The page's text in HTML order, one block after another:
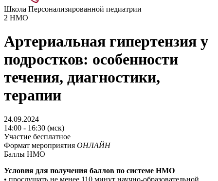
Школа Персонализированной педиатрии
2 НМО
Артериальная гипертензия у
подростков: особенности
течения, диагностики,
терапии
24.09.2024
14:00 - 16:30 (мск)
Участие бесплатное
Формат мероприятия ОНЛАЙН
Баллы НМО
Условия для получения баллов по системе НМO
• прослушать не менее 110 минут научно-образовательной